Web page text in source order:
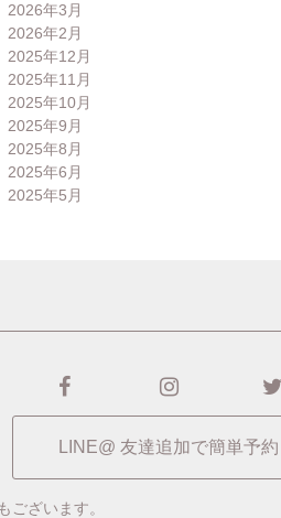
2026年3月
2026年2月
2025年12月
2025年11月
2025年10月
2025年9月
2025年8月
2025年6月
2025年5月
LINE@ 友達追加で簡単予約
ざいます。